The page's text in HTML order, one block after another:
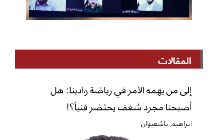
المقالات
إلى من يهمه الأمر في رياضة وادينا: هل
أصبحنا مجرد شغف يحتضر فنياً؟!
ابراهيم باشغيوان